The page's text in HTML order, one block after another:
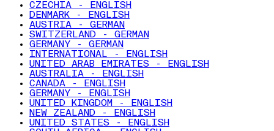
CZECHIA - ENGLISH
DENMARK - ENGLISH
AUSTRIA - GERMAN
SWITZERLAND - GERMAN
GERMANY - GERMAN
INTERNATIONAL - ENGLISH
UNITED ARAB EMIRATES - ENGLISH
AUSTRALIA - ENGLISH
CANADA - ENGLISH
GERMANY - ENGLISH
UNITED KINGDOM - ENGLISH
NEW ZEALAND - ENGLISH
UNITED STATES - ENGLISH